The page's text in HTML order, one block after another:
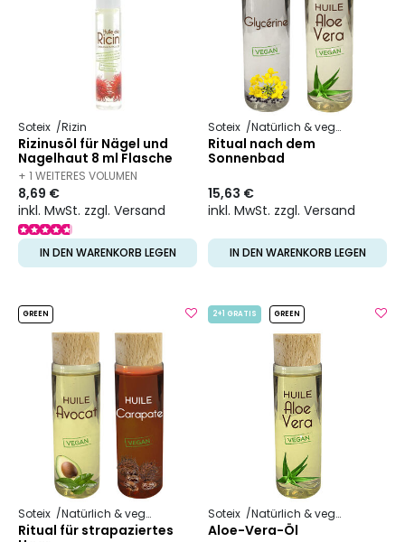
Soteix Rizin
Rizinusöl für Nägel und
Nagelhaut 8 ml Flasche
+ 1 WEITERES VOLUMEN
VERFÜGBAR
8,69 €
inkl. MwSt. zzgl. Versand
IN DEN WARENKORB LEGEN
Soteix Natürlich & vegan
Ritual nach dem
Sonnenbad
15,63 €
inkl. MwSt. zzgl. Versand
IN DEN WARENKORB LEGEN
GREEN
Soteix Natürlich & vegan Pflanzliches Öl
Ritual für strapaziertes
2+1 GRATIS GREEN
Soteix Natürlich & vegan
Aloe-Vera-Öl